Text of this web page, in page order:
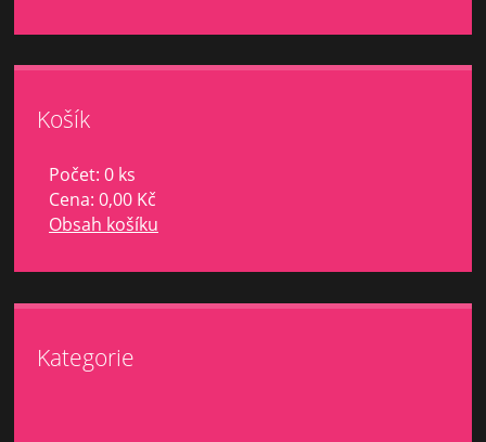
Košík
Počet: 0 ks
Cena: 0,00 Kč
Obsah košíku
Kategorie